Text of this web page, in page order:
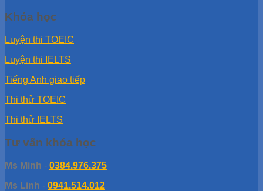
Khóa học
Luyện thi TOEIC
Luyện thi IELTS
Tiếng Anh giao tiếp
Thi thử TOEIC
Thi thử IELTS
Tư vấn khóa học
Ms Minh - 0384.976.375
Ms Linh - 0941.514.012